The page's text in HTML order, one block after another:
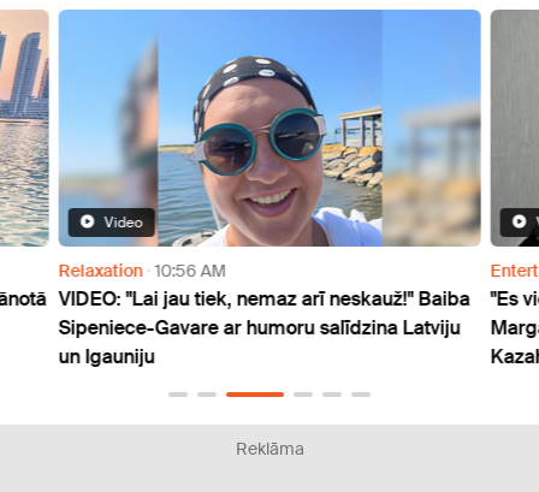
Video
Relaxation 10:56 AM
VIDEO: "Lai jau tiek, nemaz arī neskauž!" Baiba
Sipeniece-Gavare ar humoru salīdzina Latviju
un Igauniju
"Es
Reklāma